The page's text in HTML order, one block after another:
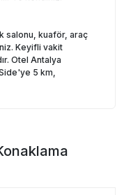
salonu, kuaför, araç
Keyifli vakit
Otel Antalya
5 km,